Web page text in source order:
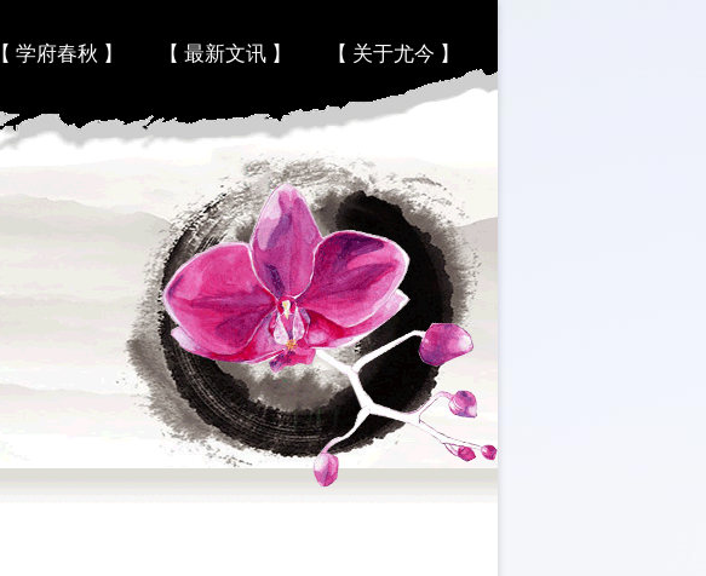
【 学府春秋 】 【 最新文讯 】 【 关于尤今 】